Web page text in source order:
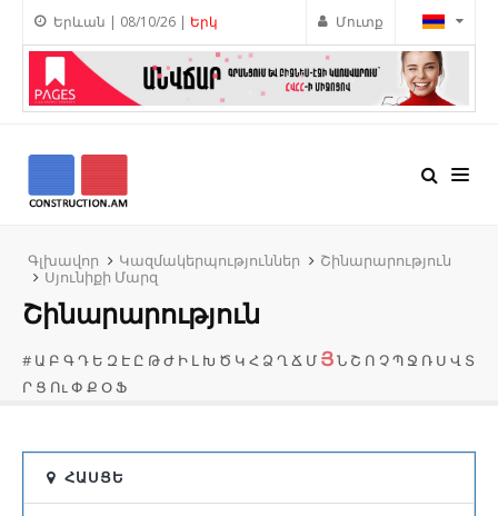
Մուտք
Երևան | 08/10/26 | Երկ
Գլխավոր Կազմակերպություններ
Շինարարություն
Սյունիքի Մարզ
Շինարարություն
# Ա Բ ԳԴ Ե Զ Է Ը ԹԺ Ի Լ Խ Ծ Կ Հ Ձ ՂՃ Մ ՅՆ Շ Ո ՉՊ Ջ Ռ Ս Վ Տ
Ր Ց ՈւՓ Ք ՕՖ
ՀԱՍՑԵ